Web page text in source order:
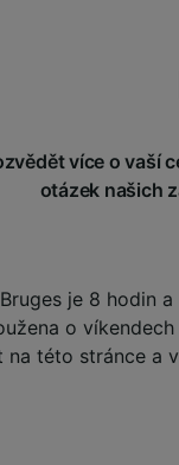
více o vaší
otázek našich
je 8 hodin
o víkendech
této stránce a